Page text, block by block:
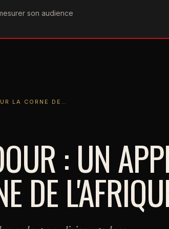
son audience
VIDÉOGRAPHIEFORUMS
LA CORNE DE…
: UN
DE